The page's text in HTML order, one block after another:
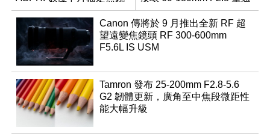
變焦鏡
Canon 傳將於 9 月推出全新 RF 超
望遠變焦鏡頭 RF 300-600mm
F5.6L IS USM
Tamron 發布 25-200mm F2.8-5.6
G2 韌體更新，廣角至中焦段微距性
能大幅升級